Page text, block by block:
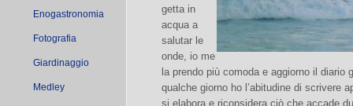
Enogastronomia
Fotografia
Giardinaggio
Medley
getta in
acqua a
salutar le
onde, io me
la prendo più comoda e aggiorno il
qualche giorno ho l’abitudine di scrivere
si elabora e riconsidera ciò che accade